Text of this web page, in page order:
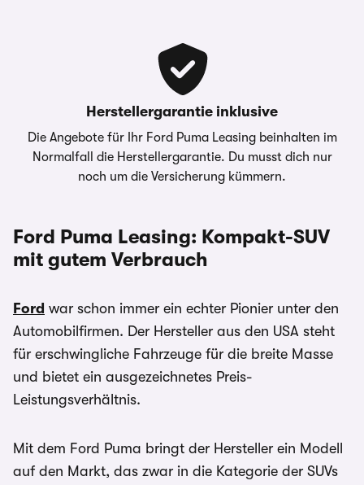
der Anbieter der Fahrzeuge. Für ein verbindliches
Angebot kontaktieren Sie bitte direkt den
Händler. Für Zinssätze gilt im Allgemeinen: 2/3
aller Kund:innen erhalten den angegebenen
Bei förderfähigen Plug-In Hybrid & Elektroautos
ist der Umweltbonus als Sonderzahlung
Herstellergarantie inklusive
Die Angebote für Ihr Ford Puma Leasing beinhalten im
Normalfall die Herstellergarantie. Du musst dich nur
noch um die Versicherung kümmern.
Ford Puma Leasing: Kompakt-SUV
mit gutem Verbrauch
Ford war schon immer ein echter Pionier unter den
Automobilfirmen. Der Hersteller aus den USA steht
für erschwingliche Fahrzeuge für die breite Masse
und bietet ein ausgezeichnetes Preis-
Leistungsverhältnis.
Mit dem Ford Puma bringt der Hersteller ein Modell
auf den Markt, das zwar in die Kategorie der SUVs